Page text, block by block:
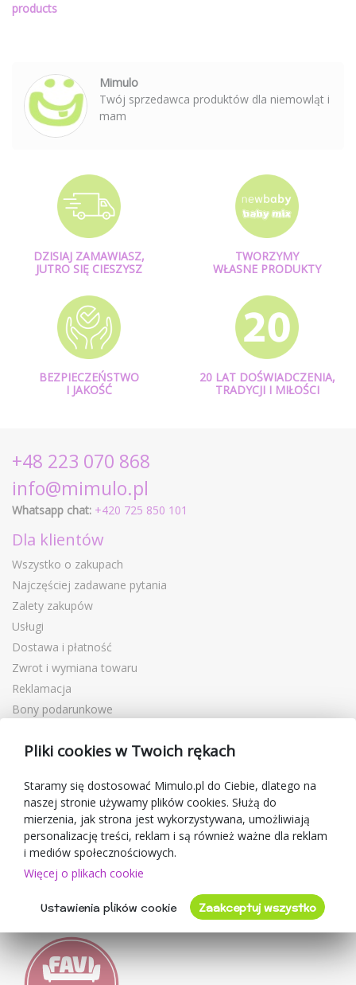
products
Mimulo
Twój sprzedawca produktów dla niemowląt i
mam
DZISIAJ ZAMAWIASZ,
JUTRO SIĘ CIESZYSZ
TWORZYMY
WŁASNE PRODUKTY
BEZPIECZEŃSTWO
I JAKOŚĆ
20 LAT DOŚWIADCZENIA,
TRADYCJI I MIŁOŚCI
+48 223 070 868
info@mimulo.pl
Whatsapp chat: +420 725 850 101
Dla klientów
Wszystko o zakupach
Najczęściej zadawane pytania
Zalety zakupów
Usługi
Dostawa i płatność
Zwrot i wymiana towaru
Reklamacja
Bony podarunkowe
Blog
O sprzedawcy
Mimulo.pl
Regulamin sklepu
Ochrona danych osobowych GDPR
Kontakty
Oceny klientów
Pliki cookies w Twoich rękach
Staramy się dostosować Mimulo.pl do Ciebie, dlatego na
naszej stronie używamy plików cookies. Służą do
mierzenia, jak strona jest wykorzystywana, umożliwiają
personalizację treści, reklam i są również ważne dla reklam
i mediów społecznościowych.
Więcej o plikach cookie
Ustawienia plików cookie Zaakceptuj wszystko